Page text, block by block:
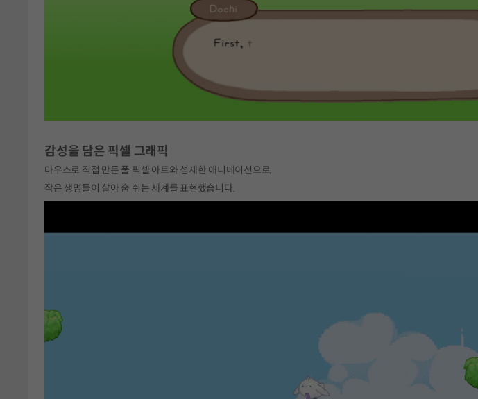
감성을 담은 픽셀 그래픽
마우스로 직접 만든 풀 픽셀 아트와 섬세한 애니메이션으로,
작은 생명들이 살아 숨 쉬는 세계를 표현했습니다.